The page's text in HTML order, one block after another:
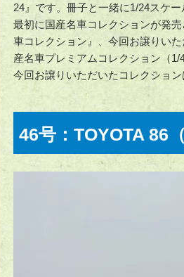
24』です。冊子と一緒に1/24スケ
最初に国産名車コレクションが発
車コレクション』、今回お譲りい
産名車プレミアムコレクション（1/
今回お譲りいただいたコレクショ
46号：TOYOTA 86